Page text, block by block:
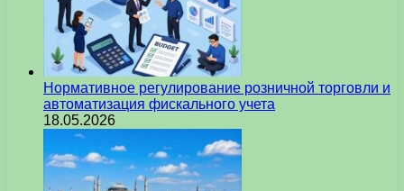
Нормативное регулирование розничной торговли и
автоматизация фискального учета
18.05.2026